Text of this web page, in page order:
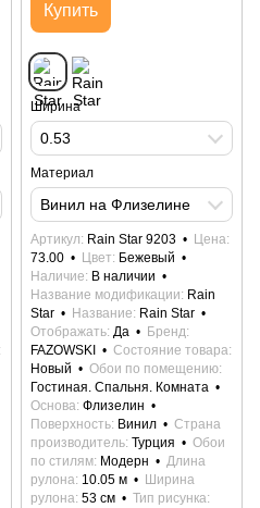
Купить
Ширина
0.53
Материал
Винил на Флизелине
Артикул Rain Star 9203
Цена
73.00
Цвет
Бежевый
Наличие
В наличии
Название модификации
Rain
Star
Название
Rain Star
Отображать Да
Бренд
FAZOWSKI
Состояние товара
Новый
Обои по помещению
Гостиная. Спальня. Комната
Основа Флизелин
Поверхность Винил
Страна
производитель Турция
Обои
по стилям Модерн
Длина
рулона 10.05 м
Ширина
рулона 53 см
Тип рисунка